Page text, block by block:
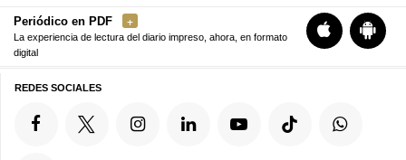
Periódico en PDF
La experiencia de lectura del diario impreso, ahora, en formato
digital
REDES SOCIALES